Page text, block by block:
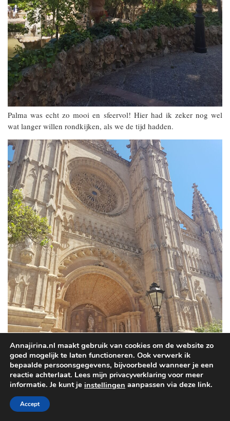
Palma was echt zo mooi en sfeervol! Hier had ik zeker nog wel
wat langer willen rondkijken, als we de tijd hadden.
Annajirina.nl maakt gebruik van cookies om de website zo
goed mogelijk te laten functioneren. Ook verwerk ik
bepaalde persoonsgegevens, bijvoorbeeld wanneer je een
reactie achterlaat. Lees mijn privacyverklaring voor meer
informatie. Je kunt je instellingen aanpassen via deze link.
Accept